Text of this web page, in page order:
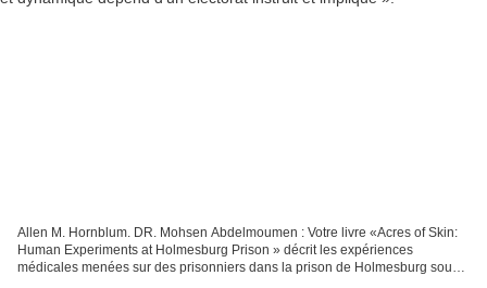
Allen M. Hornblum. DR. Mohsen Abdelmoumen : Votre livre «Acres of Skin:
Human Experiments at Holmesburg Prison » décrit les expériences
médicales menées sur des prisonniers dans la prison de Holmesburg sous